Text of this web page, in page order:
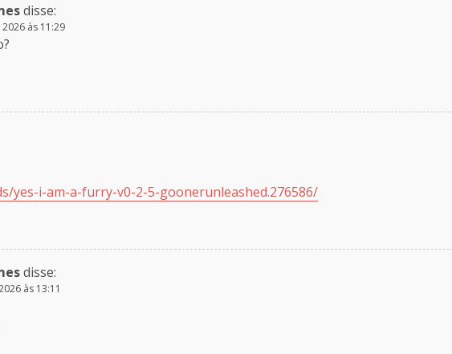
disse:
às 11:29
yes-i-am-a-furry-v0-2-5-goonerunleashed.276586/
disse:
às 13:11